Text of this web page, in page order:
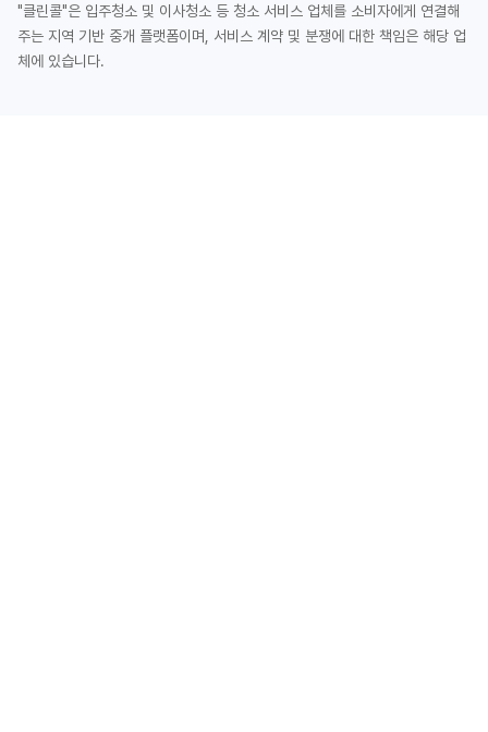
"클린콜"은 입주청소 및 이사청소 등 청소 서비스 업체를 소비자에게 연결해
주는 지역 기반 중개 플랫폼이며, 서비스 계약 및 분쟁에 대한 책임은 해당 업
체에 있습니다.